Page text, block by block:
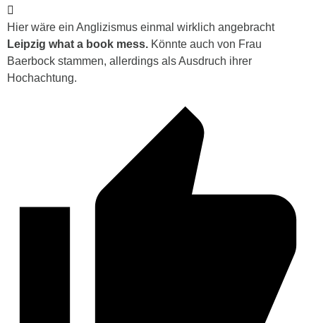
Hier wäre ein Anglizismus einmal wirklich angebracht
Leipzig what a book mess. Könnte auch von Frau
Baerbock stammen, allerdings als Ausdruch ihrer
Hochachtung.